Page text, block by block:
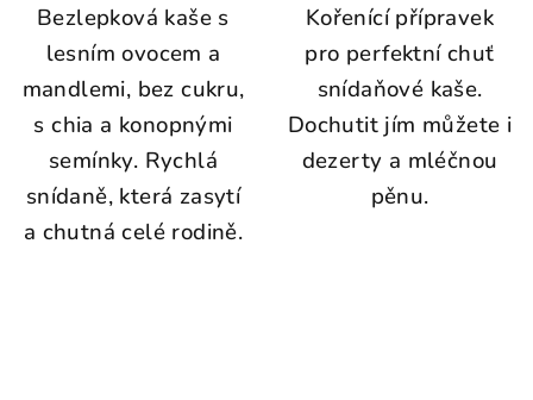
Bezlepková kaše s
lesním ovocem a
mandlemi, bez cukru,
s chia a konopnými
semínky. Rychlá
snídaně, která zasytí
a chutná celé rodině.
Kořenící přípravek
pro perfektní chuť
snídaňové kaše.
Dochutit jím můžete i
dezerty a mléčnou
pěnu.